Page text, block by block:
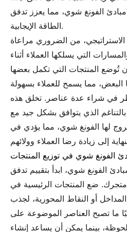
الفونغ شوي، مما يعزز تدفق
الطاقة الإيجابية.
الاستراتيجي، من الضروري مراعاة
التي يسلكها العملاء أثناء
المنتجات التي تكمل بعضها
مما يسمح للعملاء بسهولة
في شراء عدة عناصر. تخلق هذه
الذي يتوافق بشكل جيد مع
يروج لها الفونغ شوي، مما يؤدي في
الفونغ شوي في توزيع المنتجات
الفونغ شوي، ابدأ بتقييم تدفق
ضع المنتجات الرئيسية في
أو النقاط المحورية، لجذب
ما تصبح العناصر الموضوعة على
بينما يمكن أن يساعد إنشاء